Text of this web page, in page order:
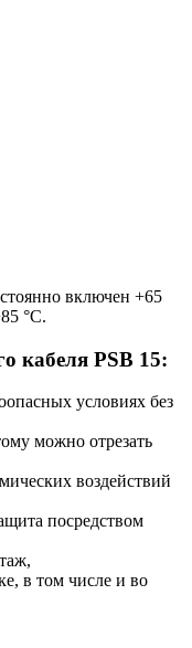
включен +65
°C.
кабеля PSB 15:
условиях без
можно отрезать
воздействий
посредством
в том числе и во